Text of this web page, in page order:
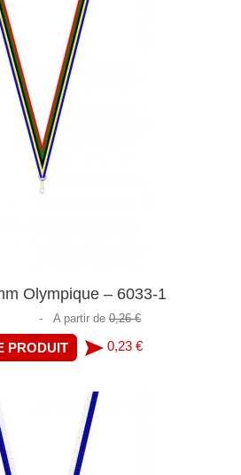
Olympique – 6033-1
- A partir de 0,26 €
PRODUIT 0,23 €